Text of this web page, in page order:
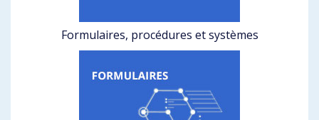
Formulaires, procédures et systèmes